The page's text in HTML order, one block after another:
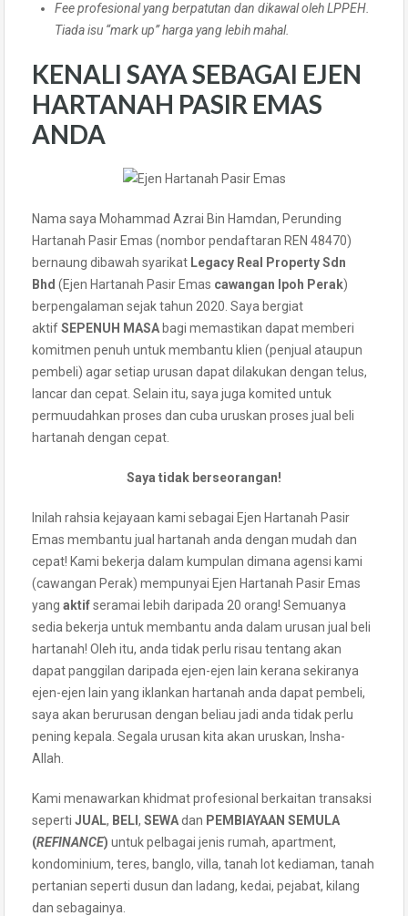
Fee profesional yang berpatutan dan dikawal oleh LPPEH.
Tiada isu “mark up” harga yang lebih mahal.
KENALI SAYA SEBAGAI EJEN
HARTANAH PASIR EMAS
ANDA
Nama saya Mohammad Azrai Bin Hamdan, Perunding
Hartanah Pasir Emas (nombor pendaftaran REN 48470)
bernaung dibawah syarikat Legacy Real Property Sdn
Bhd (Ejen Hartanah Pasir Emas cawangan Ipoh Perak)
berpengalaman sejak tahun 2020. Saya bergiat
aktifSEPENUH MASA bagi memastikan dapat memberi
komitmen penuh untuk membantu klien (penjual ataupun
pembeli) agar setiap urusan dapat dilakukan dengan telus,
lancar dan cepat. Selain itu, saya juga komited untuk
permuudahkan proses dan cuba uruskan proses jual beli
hartanah dengan cepat.
Saya tidak berseorangan!
Inilah rahsia kejayaan kami sebagai Ejen Hartanah Pasir
Emas membantu jual hartanah anda dengan mudah dan
cepat! Kami bekerja dalam kumpulan dimana agensi kami
(cawangan Perak) mempunyai Ejen Hartanah Pasir Emas
yang aktifseramai lebih daripada 20 orang! Semuanya
sedia bekerja untuk membantu anda dalam urusan jual beli
hartanah! Oleh itu, anda tidak perlu risau tentang akan
dapat panggilan daripada ejen-ejen lain kerana sekiranya
ejen-ejen lain yang iklankan hartanah anda dapat pembeli,
saya akan berurusan dengan beliau jadi anda tidak perlu
pening kepala. Segala urusan kita akan uruskan, Insha-
Allah.
Kami menawarkan khidmat profesional berkaitan transaksi
seperti JUAL, BELI , SEWAdan PEMBIAYAAN SEMULA
(REFINANCE) untuk pelbagai jenis rumah, apartment,
kondominium, teres, banglo, villa, tanah lot kediaman, tanah
pertanian seperti dusun dan ladang, kedai, pejabat, kilang
dan sebagainya.